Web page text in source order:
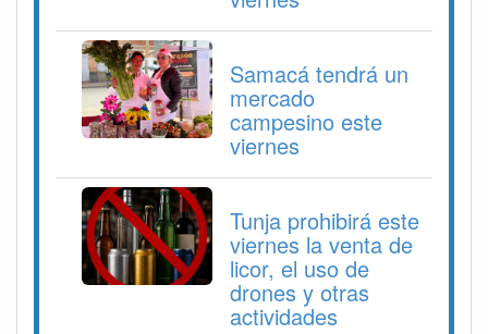
Samacá tendrá un
mercado
campesino este
viernes
Tunja prohibirá este
viernes la venta de
licor, el uso de
drones y otras
actividades